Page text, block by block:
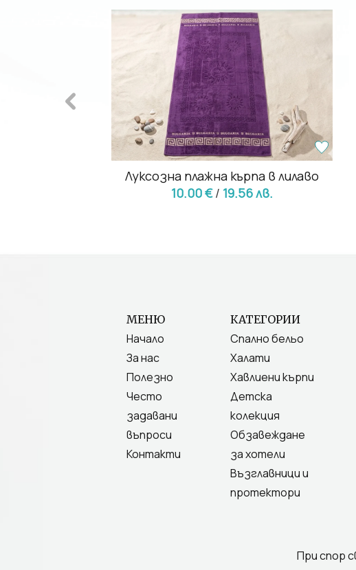
Луксозна плажна кърпа в лилаво
10.00 € / 19.56 лв.
МЕНЮ
Начало
За нас
Полезно
Често
задавани
въпроси
Контакти
КАТЕГОРИИ
Спално бельо
Халати
Хавлиени кърпи
Детска
колекция
Обзавеждане
за хотели
Възглавници и
протектори
При спор